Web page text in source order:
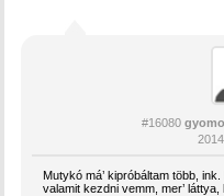
#16080
Mutykó má’ kipróbáltam több,
valamit kezdni vemm, mer’